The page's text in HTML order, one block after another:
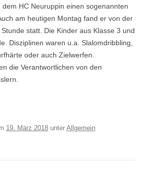
HC Neuruppin einen sogenannten
am heutigen Montag fand er von der
statt. Die Kinder aus Klasse 3 und
Disziplinen waren u.a. Slalomdribbling,
oder auch Zielwerfen.
die Verantwortlichen von den
19. März 2018 unter Allgemein